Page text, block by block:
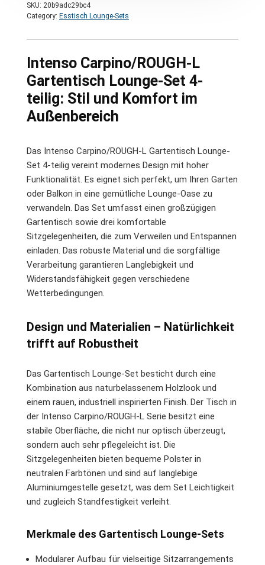
SKU: 20b9adc29bc4
Category: Esstisch Lounge-Sets
Intenso Carpino/ROUGH-L
Gartentisch Lounge-Set 4-
teilig: Stil und Komfort im
Außenbereich
Das Intenso Carpino/ROUGH-L Gartentisch Lounge-
Set 4-teilig vereint modernes Design mit hoher
Funktionalität. Es eignet sich perfekt, um Ihren Garten
oder Balkon in eine gemütliche Lounge-Oase zu
verwandeln. Das Set umfasst einen großzügigen
Gartentisch sowie drei komfortable
Sitzgelegenheiten, die zum Verweilen und Entspannen
einladen. Das robuste Material und die sorgfältige
Verarbeitung garantieren Langlebigkeit und
Widerstandsfähigkeit gegen verschiedene
Wetterbedingungen.
Design und Materialien – Natürlichkeit
trifft auf Robustheit
Das Gartentisch Lounge-Set besticht durch eine
Kombination aus naturbelassenem Holzlook und
einem rauen, industriell inspirierten Finish. Der Tisch in
der Intenso Carpino/ROUGH-L Serie besitzt eine
stabile Oberfläche, die nicht nur optisch überzeugt,
sondern auch sehr pflegeleicht ist. Die
Sitzgelegenheiten bieten bequeme Polster in
neutralen Farbtönen und sind auf langlebige
Aluminiumgestelle gesetzt, was dem Set Leichtigkeit
und zugleich Standfestigkeit verleiht.
Merkmale des Gartentisch Lounge-Sets
Modularer Aufbau für vielseitige Sitzarrangements